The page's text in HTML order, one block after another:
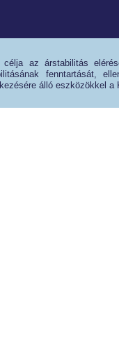
az árstabilitás
fenntartását,
álló eszközökkel a